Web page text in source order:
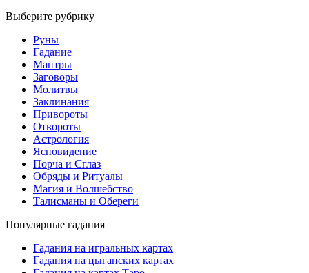
Выберите рубрику
Руны
Гадание
Мантры
Заговоры
Молитвы
Заклинания
Привороты
Отвороты
Астрология
Ясновидение
Порча и Сглаз
Обряды и Ритуалы
Магия и Волшебство
Талисманы и Обереги
Популярные гадания
Гадания на игральных картах
Гадания на цыганских картах